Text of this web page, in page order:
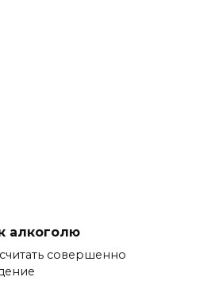
алкоголю
совершенно